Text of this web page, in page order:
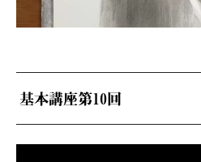
基本講座第10回